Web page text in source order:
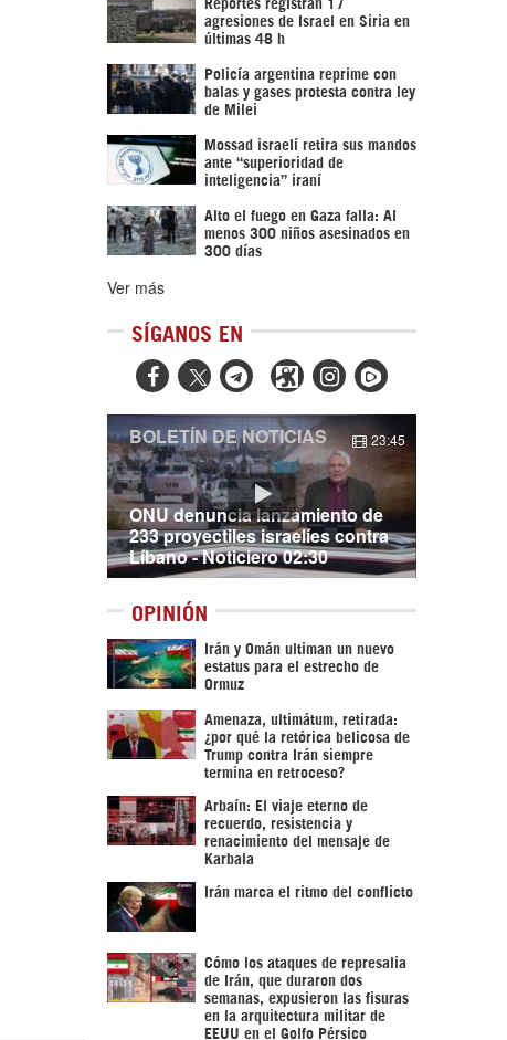
Reportes registran 17
agresiones de Israel en Siria en
últimas 48 h
Policía argentina reprime con
balas y gases protesta contra ley
de Milei
Mossad israelí retira sus mandos
ante “superioridad de
inteligencia” iraní
Alto el fuego en Gaza falla: Al
menos 300 niños asesinados en
300 días
Ver más
SÍGANOS EN
  
ONU denuncia lanzamiento de
233 proyectiles israelíes contra
Líbano - Noticiero 02:30
BOLETÍN DE NOTICIAS 23:45
OPINIÓN
Irán y Omán ultiman un nuevo
estatus para el estrecho de
Ormuz
Amenaza, ultimátum, retirada:
¿por qué la retórica belicosa de
Trump contra Irán siempre
termina en retroceso?
Arbaín: El viaje eterno de
recuerdo, resistencia y
renacimiento del mensaje de
Karbala
Irán marca el ritmo del conflicto
Cómo los ataques de represalia
de Irán, que duraron dos
semanas, expusieron las fisuras
en la arquitectura militar de
EEUU en el Golfo Pérsico